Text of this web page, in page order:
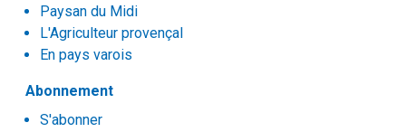
Paysan du Midi
L'Agriculteur provençal
En pays varois
Abonnement
S'abonner